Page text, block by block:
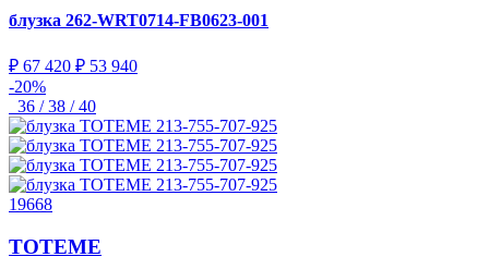
блузка 262-WRT0714-FB0623-001
₽ 67 420 ₽ 53 940
-20%
36 / 38 / 40
19668
TOTEME